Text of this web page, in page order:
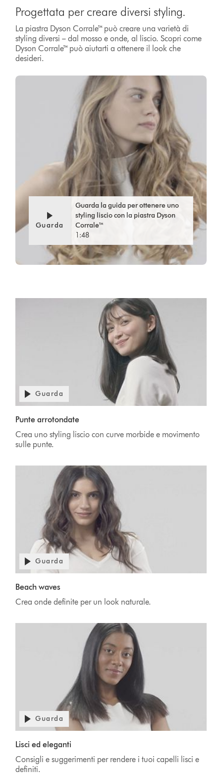
Progettata per creare diversi styling.
La piastra Dyson Corrale™ può creare una varietà di
styling diversi – dal mosso e onde, al liscio. Scopri come
Dyson Corrale™ può aiutarti a ottenere il look che
desideri.
Guarda
Guarda la guida per ottenere uno
styling liscio con la piastra Dyson
Corrale™
1:48
Guarda
Punte arrotondate
Crea uno styling liscio con curve morbide e movimento
sulle punte.
Guarda
Beach waves
Crea onde definite per un look naturale.
Guarda
Lisci ed eleganti
Consigli e suggerimenti per rendere i tuoi capelli lisci e
definiti.